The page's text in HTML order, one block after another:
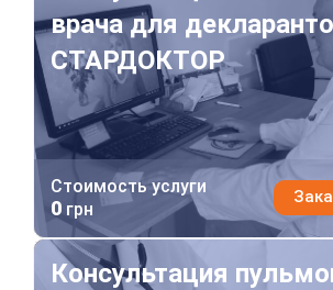
врача для
СТАРДОКТОР
Стоимость услуги
0грн
Консультация пульмонолога
Консультация